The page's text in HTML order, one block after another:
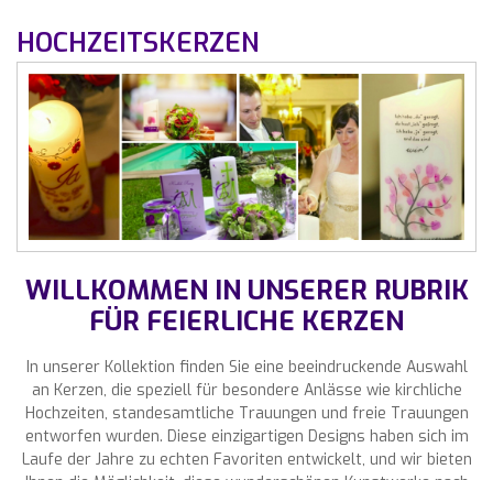
HOCHZEITSKERZEN
WILLKOMMEN IN UNSERER RUBRIK
FÜR FEIERLICHE KERZEN
In unserer Kollektion finden Sie eine beeindruckende Auswahl
an Kerzen, die speziell für besondere Anlässe wie kirchliche
Hochzeiten, standesamtliche Trauungen und freie Trauungen
entworfen wurden. Diese einzigartigen Designs haben sich im
Laufe der Jahre zu echten Favoriten entwickelt, und wir bieten